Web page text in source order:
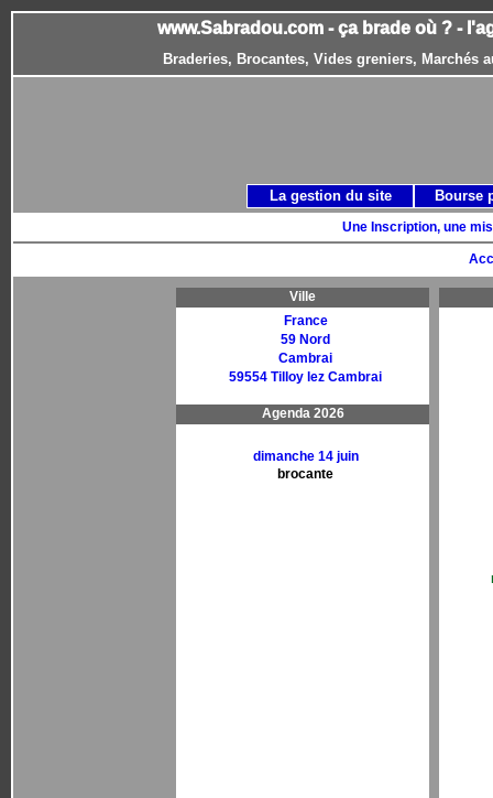
www.Sabradou.com - ça brade où ? -
Braderies, Brocantes, Vides greniers, Marchés
Une Inscription, une
Ville
France
59 Nord
Cambrai
59554 Tilloy lez Cambrai
Agenda 2026
dimanche 14 juin
brocante
La gestion du site Bourse